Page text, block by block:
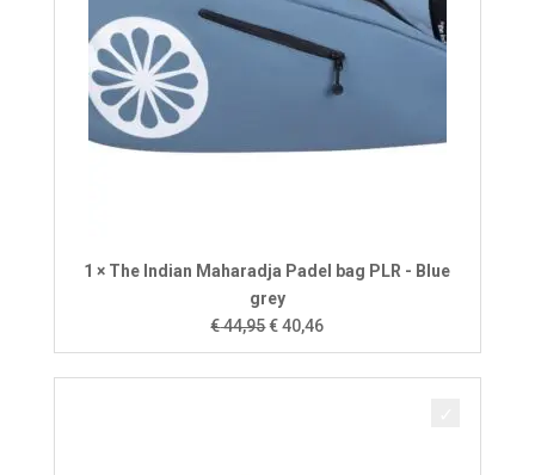
1 × The Indian Maharadja Padel bag PLR - Blue
grey
€44,95Oorspronkelijke
prijs
was:
€40,46Huidige
prijs
is: